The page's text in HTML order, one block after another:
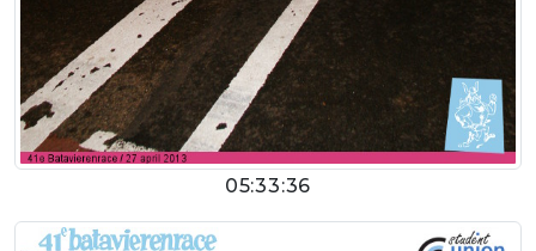
05:33:36